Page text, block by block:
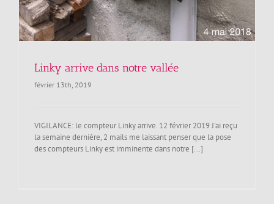
Linky arrive dans notre vallée
février 13th, 2019
VIGILANCE: le compteur Linky arrive. 12 février 2019 J'ai reçu
la semaine dernière, 2 mails me laissant penser que la pose
des compteurs Linky est imminente dans notre [...]